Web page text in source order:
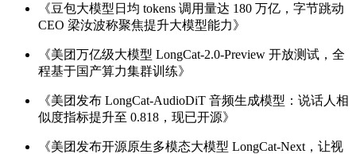
《豆包大模型日均 tokens 调用量达 180 万亿，字节跳动
CEO 梁汝波称聚焦提升大模型能力》
《美团万亿级大模型 LongCat-2.0-Preview 开放测试，全
程基于国产算力集群训练》
《美团发布 LongCat-AudioDiT 音频生成模型：说话人相
似度指标提升至 0.818，现已开源》
《美团发布开源原生多模态大模型 LongCat-Next，让视